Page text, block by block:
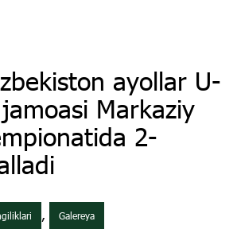
ayollar U-
Markaziy
2-
, Galereya